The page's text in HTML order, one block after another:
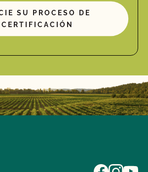
SU PROCESO DE
CERTIFICACIÓN